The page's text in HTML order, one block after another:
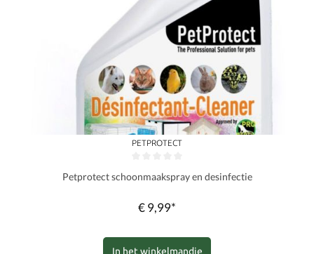
PETPROTECT
Petprotect schoonmaakspray en desinfectie
€ 9,99*
In het winkelmandje